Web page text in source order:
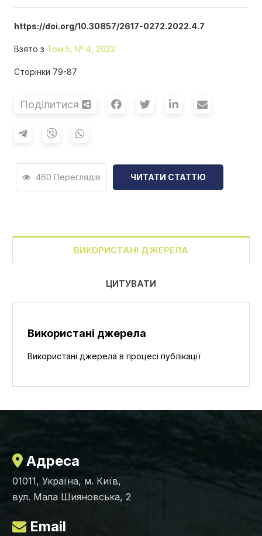
https://doi.org/10.30857/2617-0272.2022.4.7
Взято з Том 5, № 4, 2022
Сторінки 79-87
Поділитися
460 Переглядів ЧИТАТИ СТАТТЮ
ВИКОРИСТАНІ ДЖЕРЕЛА
ЦИТУВАТИ
Використані джерела
Використані джерела в процесі публікації
Адреса
01011, Україна, м. Київ,
вул. Мала Шияновська, 2
Email